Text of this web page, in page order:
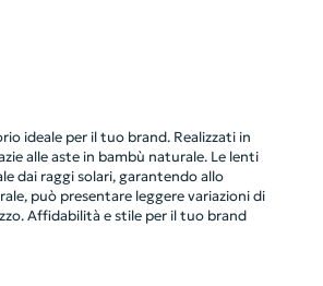
ideale per il tuo brand. Realizzati in
alle aste in bambù naturale. Le lenti
dai raggi solari, garantendo allo
può presentare leggere variazioni di
Affidabilità e stile per il tuo brand